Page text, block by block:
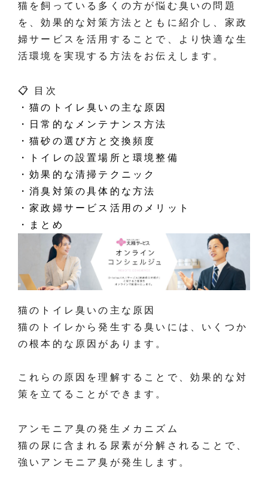
猫を飼っている多くの方が悩む臭いの問題
を、効果的な対策方法とともに紹介し、家政
婦サービスを活用することで、より快適な生
活環境を実現する方法をお伝えします。
📋 目次
・猫のトイレ臭いの主な原因
・日常的なメンテナンス方法
・猫砂の選び方と交換頻度
・トイレの設置場所と環境整備
・効果的な清掃テクニック
・消臭対策の具体的な方法
・家政婦サービス活用のメリット
・まとめ
猫のトイレ臭いの主な原因
猫のトイレから発生する臭いには、いくつか
の根本的な原因があります。
これらの原因を理解することで、効果的な対
策を立てることができます。
アンモニア臭の発生メカニズム
猫の尿に含まれる尿素が分解されることで、
強いアンモニア臭が発生します。